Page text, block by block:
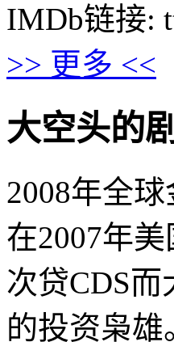
IMDb链接:
>> 更多 <<
大空头的剧
2008年全
在2007年
次贷CDS
的投资枭雄